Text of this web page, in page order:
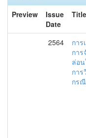
Preview
Issue
Date
Title
2564
กา
กา
ล่อ
กา
กร